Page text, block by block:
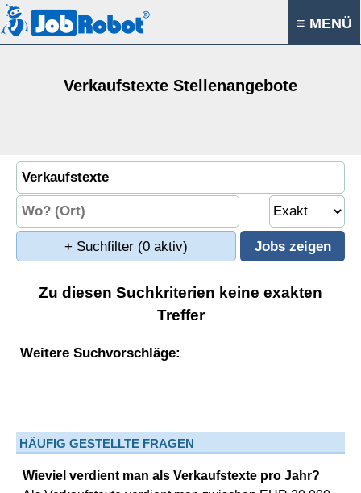
≡ MENÜ
Verkaufstexte Stellenangebote
+ Suchfilter (0 aktiv)
Zu diesen Suchkriterien keine exakten
Treffer
Weitere Suchvorschläge:
HÄUFIG GESTELLTE FRAGEN
Wieviel verdient man als Verkaufstexte pro Jahr?